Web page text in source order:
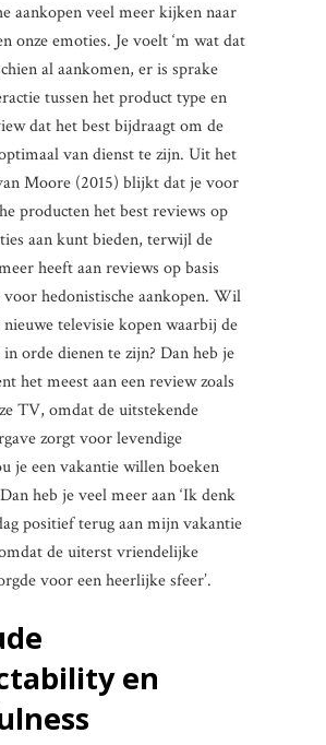
aankopen veel meer kijken naar
onze emoties. Je voelt ‘m wat dat
al aankomen, er is sprake
tussen het product type en
dat het best bijdraagt om de
van dienst te zijn. Uit het
Moore (2015) blijkt dat je voor
producten het best reviews op
aan kunt bieden, terwijl de
heeft aan reviews op basis
voor hedonistische aankopen. Wil
nieuwe televisie kopen waarbij de
in orde dienen te zijn? Dan heb je
het meest aan een review zoals
TV, omdat de uitstekende
zorgt voor levendige
je een vakantie willen boeken
heb je veel meer aan ‘Ik denk
positief terug aan mijn vakantie
de uiterst vriendelijke
voor een heerlijke sfeer’.
en